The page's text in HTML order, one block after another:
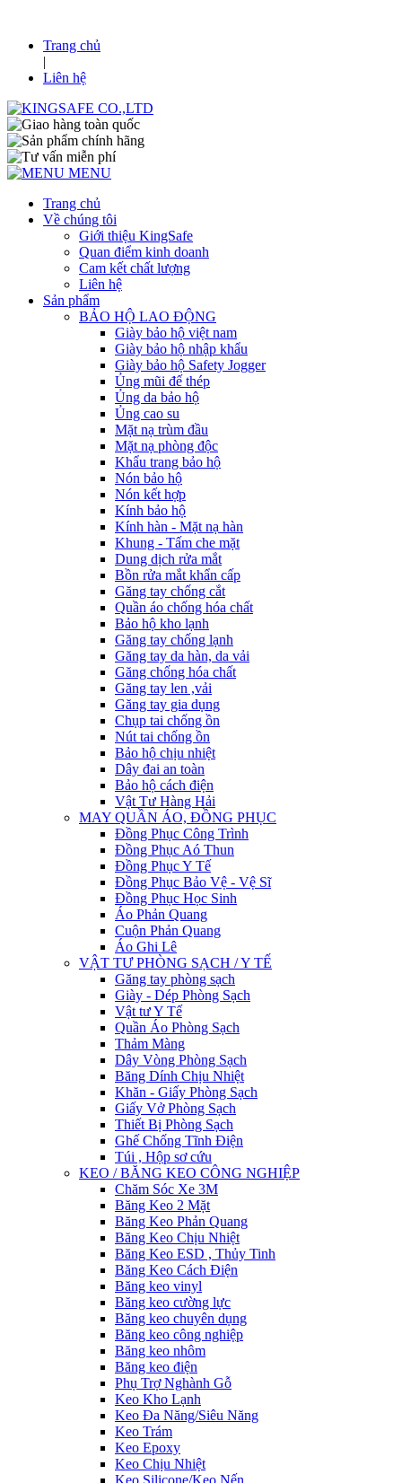
Trang chủ
|
Liên hệ
MENU
Trang chủ
Về chúng tôi
Giới thiệu KingSafe
Quan điểm kinh doanh
Cam kết chất lượng
Liên hệ
Sản phẩm
BẢO HỘ LAO ĐỘNG
Giày bảo hộ việt nam
Giày bảo hộ nhập khẩu
Giày bảo hộ Safety Jogger
Ủng mũi đế thép
Ủng da bảo hộ
Ủng cao su
Mặt nạ trùm đầu
Mặt nạ phòng độc
Khẩu trang bảo hộ
Nón bảo hộ
Nón kết hợp
Kính bảo hộ
Kính hàn - Mặt nạ hàn
Khung - Tấm che mặt
Dung dịch rửa mắt
Bồn rửa mắt khẩn cấp
Găng tay chống cắt
Quần áo chống hóa chất
Bảo hộ kho lạnh
Găng tay chống lạnh
Găng tay da hàn, da vải
Găng chống hóa chất
Găng tay len ,vải
Găng tay gia dụng
Chụp tai chống ồn
Nút tai chống ồn
Bảo hộ chịu nhiệt
Dây đai an toàn
Bảo hộ cách điện
Vật Tư Hàng Hải
MAY QUẦN ÁO, ĐỒNG PHỤC
Đồng Phục Công Trình
Đồng Phục Aó Thun
Đồng Phục Y Tế
Đồng Phục Bảo Vệ - Vệ Sĩ
Đồng Phục Học Sinh
Áo Phản Quang
Cuộn Phản Quang
Áo Ghi Lê
VẬT TƯ PHÒNG SẠCH / Y TẾ
Găng tay phòng sạch
Giày - Dép Phòng Sạch
Vật tư Y Tế
Quần Áo Phòng Sạch
Thảm Màng
Dây Vòng Phòng Sạch
Băng Dính Chịu Nhiệt
Khăn - Giấy Phòng Sạch
Giấy Vở Phòng Sạch
Thiết Bị Phòng Sạch
Ghế Chống Tĩnh Điện
Túi , Hộp sơ cứu
KEO / BĂNG KEO CÔNG NGHIỆP
Chăm Sóc Xe 3M
Băng Keo 2 Mặt
Băng Keo Phản Quang
Băng Keo Chịu Nhiệt
Băng Keo ESD , Thủy Tinh
Băng Keo Cách Điện
Băng keo vinyl
Băng keo cường lực
Băng keo chuyên dụng
Băng keo công nghiệp
Băng keo nhôm
Băng keo điện
Phụ Trợ Nghành Gỗ
Keo Kho Lạnh
Keo Đa Năng/Siêu Năng
Keo Trám
Keo Epoxy
Keo Chịu Nhiệt
Keo Silicone/Keo Nến